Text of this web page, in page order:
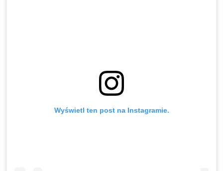
Wyświetl ten post na Instagramie.